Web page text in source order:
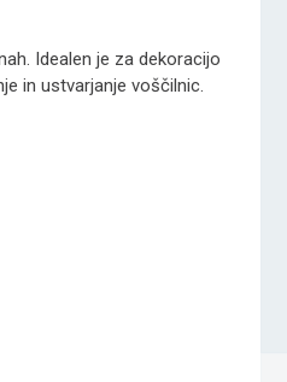
Idealen je za dekoracijo
in ustvarjanje voščilnic.